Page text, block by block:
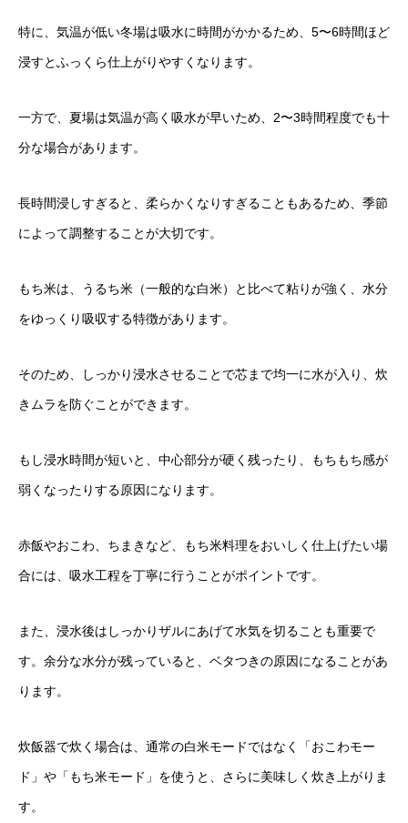
特に、気温が低い冬場は吸水に時間がかかるため、5〜6時間ほど
浸すとふっくら仕上がりやすくなります。
一方で、夏場は気温が高く吸水が早いため、2〜3時間程度でも十
分な場合があります。
長時間浸しすぎると、柔らかくなりすぎることもあるため、季節
によって調整することが大切です。
もち米は、うるち米（一般的な白米）と比べて粘りが強く、水分
をゆっくり吸収する特徴があります。
そのため、しっかり浸水させることで芯まで均一に水が入り、炊
きムラを防ぐことができます。
もし浸水時間が短いと、中心部分が硬く残ったり、もちもち感が
弱くなったりする原因になります。
赤飯やおこわ、ちまきなど、もち米料理をおいしく仕上げたい場
合には、吸水工程を丁寧に行うことがポイントです。
また、浸水後はしっかりザルにあげて水気を切ることも重要で
す。余分な水分が残っていると、ベタつきの原因になることがあ
ります。
炊飯器で炊く場合は、通常の白米モードではなく「おこわモー
ド」や「もち米モード」を使うと、さらに美味しく炊き上がりま
す。